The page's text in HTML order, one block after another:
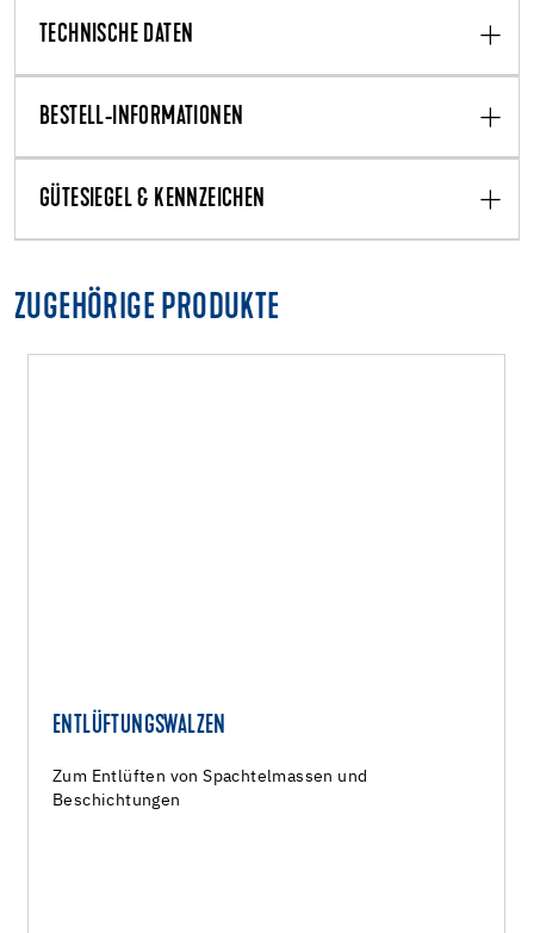
TECHNISCHE DATEN
BESTELL-INFORMATIONEN
GÜTESIEGEL & KENNZEICHEN
ZUGEHÖRIGE PRODUKTE
ENTLÜFTUNGSWALZEN
Zum Entlüften von Spachtelmassen und
Beschichtungen